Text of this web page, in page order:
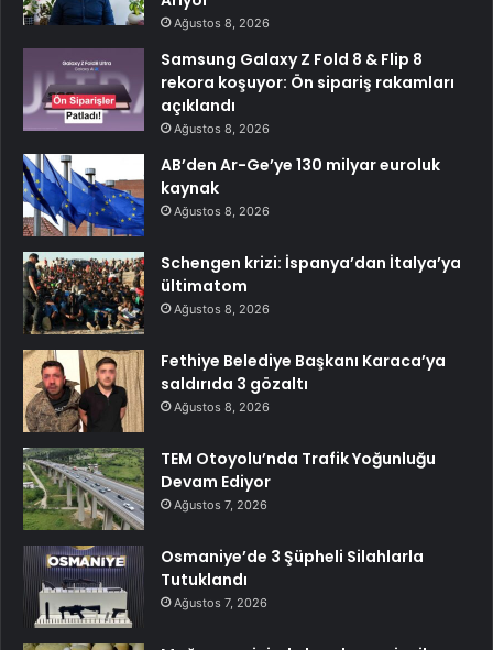
Ağustos 8, 2026
Samsung Galaxy Z Fold 8 & Flip 8
rekora koşuyor: Ön sipariş rakamları
açıklandı
Ağustos 8, 2026
AB’den Ar-Ge’ye 130 milyar euroluk
kaynak
Ağustos 8, 2026
Schengen krizi: İspanya’dan İtalya’ya
ültimatom
Ağustos 8, 2026
Fethiye Belediye Başkanı Karaca’ya
saldırıda 3 gözaltı
Ağustos 8, 2026
TEM Otoyolu’nda Trafik Yoğunluğu
Devam Ediyor
Ağustos 7, 2026
Osmaniye’de 3 Şüpheli Silahlarla
Tutuklandı
Ağustos 7, 2026